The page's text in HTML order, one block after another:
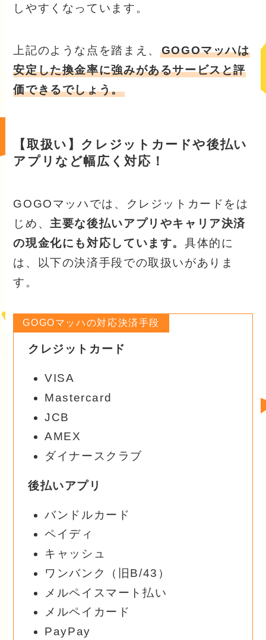
しやすくなっています。
上記のような点を踏まえ、 GOGOマッハは
安定した換金率に強みがあるサービスと評
価できるでしょう。
【取扱い】クレジットカードや後払い
アプリなど幅広く対応！
GOGOマッハでは、クレジットカードをは
じめ、主要な後払いアプリやキャリア決済
の現金化にも対応しています。 具体的に
は、以下の決済手段での取扱いがありま
す。
GOGOマッハの対応決済手段
クレジットカード
VISA
Mastercard
JCB
AMEX
ダイナースクラブ
後払いアプリ
バンドルカード
ペイディ
キャッシュ
ワンバンク（旧B/43）
メルペイスマート払い
メルペイカード
PayPay